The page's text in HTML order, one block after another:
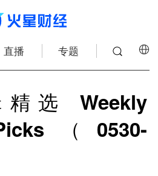
直播 专题
选 Weekly
（0530-